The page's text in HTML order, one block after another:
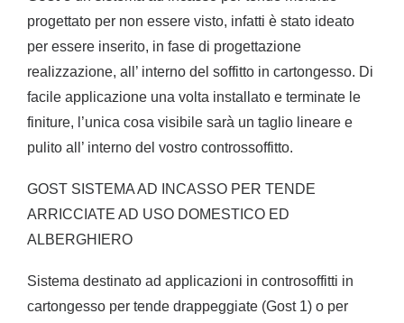
progettato per non essere visto, infatti è stato ideato
per essere inserito, in fase di progettazione
realizzazione, all’ interno del soffitto in cartongesso. Di
facile applicazione una volta installato e terminate le
finiture, l’unica cosa visibile sarà un taglio lineare e
pulito all’ interno del vostro controssoffitto.
GOST SISTEMA AD INCASSO PER TENDE
ARRICCIATE AD USO DOMESTICO ED
ALBERGHIERO
Sistema destinato ad applicazioni in controsoffitti in
cartongesso per tende drappeggiate (Gost 1) o per